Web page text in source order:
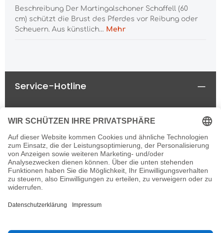
Beschreibung Der Martingalschoner Schaffell (60
cm) schützt die Brust des Pferdes vor Reibung oder
Scheuern. Aus künstlich… Mehr
Service-Hotline
Rechtliches
Informationen
Newsletter